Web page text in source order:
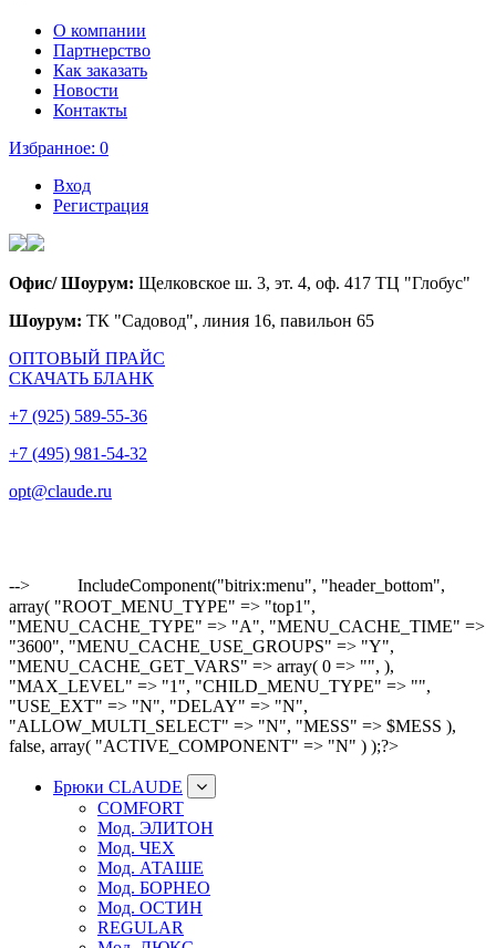
О компании
Партнерство
Как заказать
Новости
Контакты
Избранное: 0
Вход
Регистрация
Офис/ Шоурум: Щелковское ш. 3, эт. 4, оф. 417 ТЦ "Глобус"
Шоурум: ТК "Садовод", линия 16, павильон 65
ОПТОВЫЙ ПРАЙС
СКАЧАТЬ БЛАНК
+7 (925) 589-55-36
+7 (495) 981-54-32
opt@claude.ru
-->
IncludeComponent("bitrix:menu", "header_bottom",
array( "ROOT_MENU_TYPE" => "top1",
"MENU_CACHE_TYPE" => "A", "MENU_CACHE_TIME" =>
"3600", "MENU_CACHE_USE_GROUPS" => "Y",
"MENU_CACHE_GET_VARS" => array( 0 => "", ),
"MAX_LEVEL" => "1", "CHILD_MENU_TYPE" => "",
"USE_EXT" => "N", "DELAY" => "N",
"ALLOW_MULTI_SELECT" => "N", "MESS" => $MESS ),
false, array( "ACTIVE_COMPONENT" => "N" ) );?>
Брюки CLAUDE
COMFORT
Мод. ЭЛИТОН
Мод. ЧЕХ
Мод. АТАШЕ
Мод. БОРНЕО
Мод. ОСТИН
REGULAR